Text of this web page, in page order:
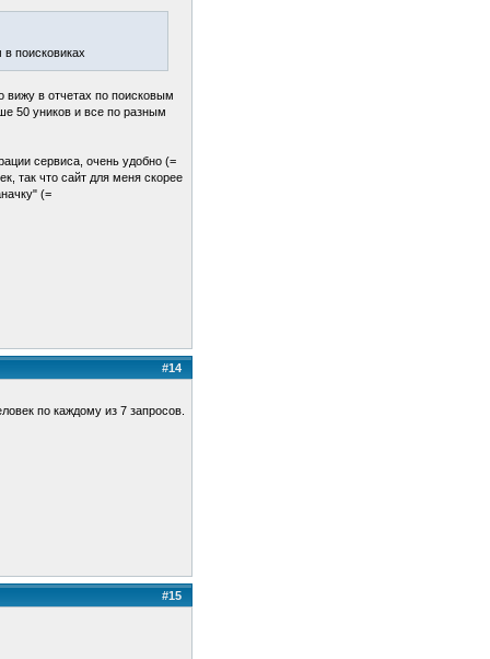
поисковиках
вижу в отчетах по поисковым
50 уников и все по разным
сервиса, очень удобно (=
так что сайт для меня скорее
(=
#14
по каждому из 7 запросов.
#15